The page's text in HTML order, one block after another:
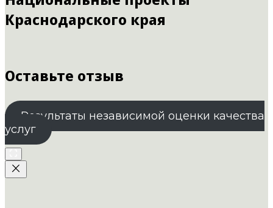
Краснодарского края
Оставьте отзыв
Результаты независимой оценки качества
услуг